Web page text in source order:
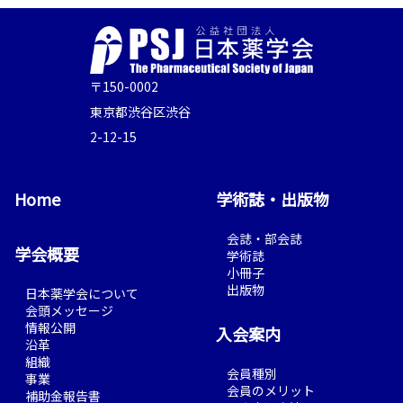
〒150-0002
東京都渋谷区渋谷
2-12-15
Home
学会概要
日本薬学会について
会頭メッセージ
情報公開
沿革
組織
事業
補助金報告書
学術誌・出版物
会誌・部会誌
学術誌
小冊子
出版物
入会案内
会員種別
会員のメリット